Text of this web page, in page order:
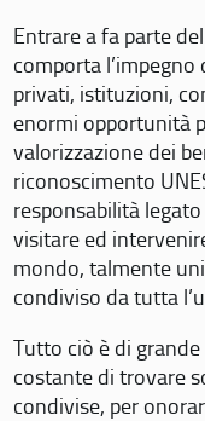
Entrare a fa parte
comporta
privati, istituzioni,
enormi opportunità
valorizzazione dei
riconoscimento
responsabilità
visitare ed
mondo, talmente
condiviso da tutta
Tutto ciò è di
costante di trovare
condivise, per